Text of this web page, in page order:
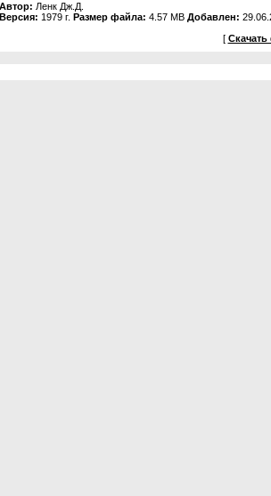
Автор: Ленк Дж.Д.
Версия: 1979 г. Размер файла: 4.57 MB Добавлен:
[